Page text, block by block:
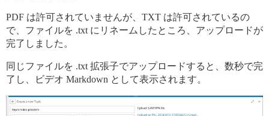
PDF は許可されていませんが、TXT は許可されているの
で、ファイルを .txt にリネームしたところ、アップロードが
完了しました。
同じファイルを .txt 拡張子でアップロードすると、数秒で完
了し、ビデオ Markdown として表示されます。